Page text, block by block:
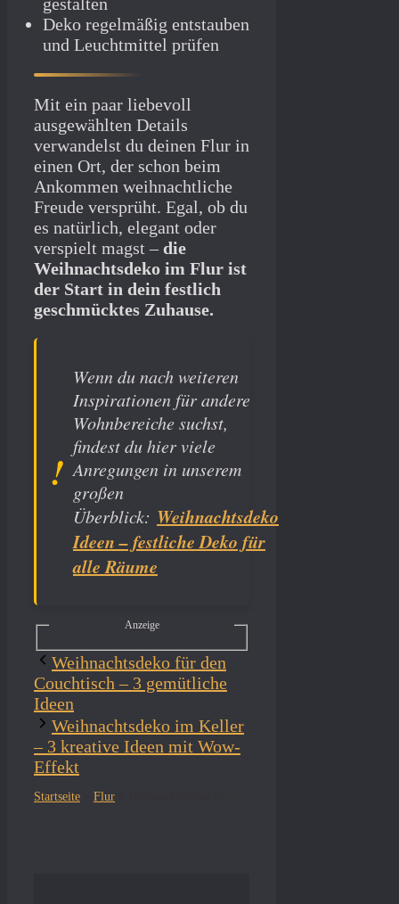
Deko regelmäßig entstauben
und Leuchtmittel prüfen
Mit ein paar liebevoll
ausgewählten Details
verwandelst du deinen Flur in
einen Ort, der schon beim
Ankommen weihnachtliche
Freude versprüht. Egal, ob du
es natürlich, elegant oder
verspielt magst – die
Weihnachtsdeko im Flur ist
der Start in dein festlich
geschmücktes Zuhause.
Wenn du nach weiteren
Inspirationen für andere
Wohnbereiche suchst,
findest du hier viele
Anregungen in unserem
großen
Überblick: Weihnachtsdeko
Ideen – festliche Deko für
alle Räume
Anzeige
Weihnachtsdeko für den
Couchtisch – 3 gemütliche
Ideen
Weihnachtsdeko im Keller
– 3 kreative Ideen mit Wow-
Effekt
Startseite Flur